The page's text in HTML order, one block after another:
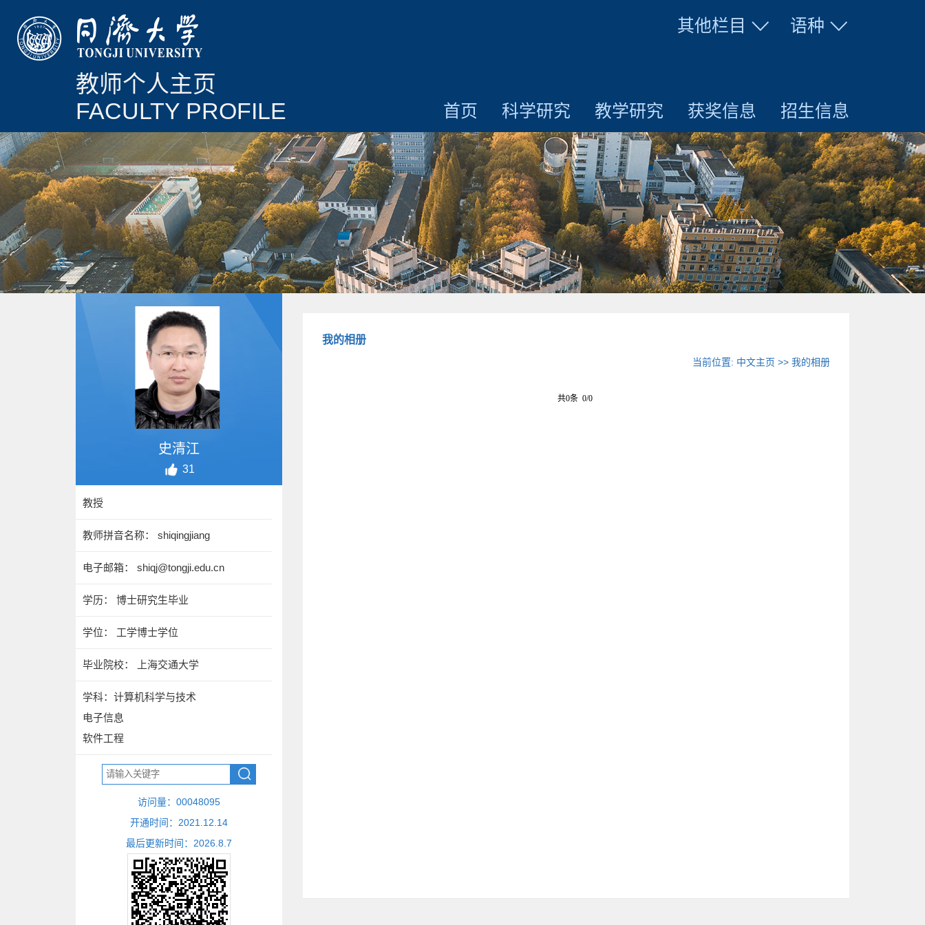
其他栏目 语种
教师个人主页
FACULTY PROFILE
首页 科学研究 教学研究 获奖信息 招生信息
史清江
31
教授
教师拼音名称： shiqingjiang
电子邮箱： shiqj@tongji.edu.cn
学历： 博士研究生毕业
学位： 工学博士学位
毕业院校： 上海交通大学
学科：计算机科学与技术
电子信息
软件工程
访问量： 00048095
开通时间： 2021 12 14
最后更新时间： 2026 8 7
我的相册
当前位置: 中文主页 >>我的相册
共0条 0/0